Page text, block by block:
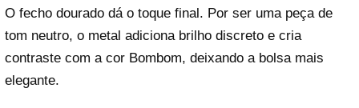
O fecho dourado dá o toque final. Por ser uma peça de
tom neutro, o metal adiciona brilho discreto e cria
contraste com a cor Bombom, deixando a bolsa mais
elegante.